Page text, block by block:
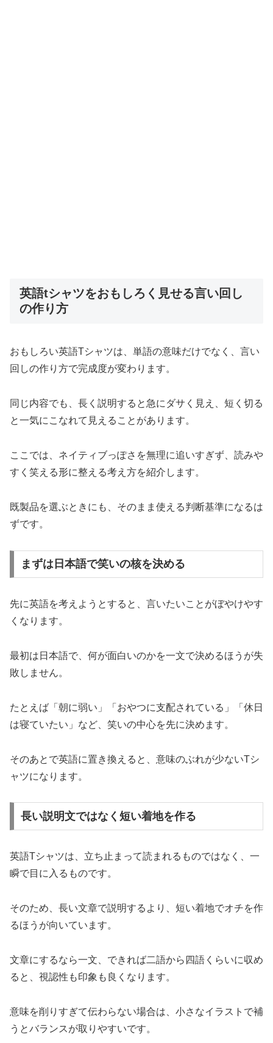
英語tシャツをおもしろく見せる言い回し
の作り方
おもしろい英語Tシャツは、単語の意味だけでなく、言い
回しの作り方で完成度が変わります。
同じ内容でも、長く説明すると急にダサく見え、短く切る
と一気にこなれて見えることがあります。
ここでは、ネイティブっぽさを無理に追いすぎず、読みや
すく笑える形に整える考え方を紹介します。
既製品を選ぶときにも、そのまま使える判断基準になるは
ずです。
まずは日本語で笑いの核を決める
先に英語を考えようとすると、言いたいことがぼやけやす
くなります。
最初は日本語で、何が面白いのかを一文で決めるほうが失
敗しません。
たとえば「朝に弱い」「おやつに支配されている」「休日
は寝ていたい」など、笑いの中心を先に決めます。
そのあとで英語に置き換えると、意味のぶれが少ないTシ
ャツになります。
長い説明文ではなく短い着地を作る
英語Tシャツは、立ち止まって読まれるものではなく、一
瞬で目に入るものです。
そのため、長い文章で説明するより、短い着地でオチを作
るほうが向いています。
文章にするなら一文、できれば二語から四語くらいに収め
ると、視認性も印象も良くなります。
意味を削りすぎて伝わらない場合は、小さなイラストで補
うとバランスが取りやすいです。